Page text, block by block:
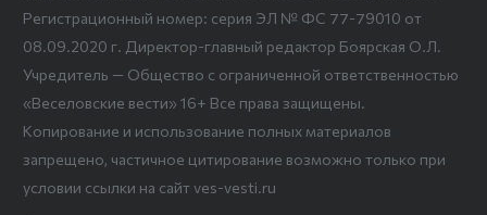
Регистрационный номер: серия ЭЛ № ФС 77-79010 от
08.09.2020 г. Директор-главный редактор Боярская О.Л.
Учредитель — Общество с ограниченной ответственностью
«Веселовские вести» 16+ Все права защищены.
Копирование и использование полных материалов
запрещено, частичное цитирование возможно только при
условии ссылки на сайт ves-vesti.ru